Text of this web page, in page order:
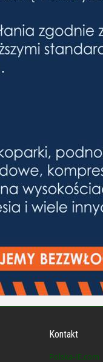
Kontakt
Polska-IE.com